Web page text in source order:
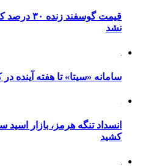
قیمت
نشد
سامانه «سیتا» تا هفته آینده
انسداد تنگه هرمز، بازار
کشید